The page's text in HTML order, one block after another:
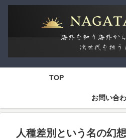
TOP
お問い合
人種差別という名の幻想